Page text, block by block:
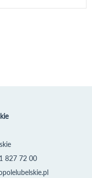
827 72 00